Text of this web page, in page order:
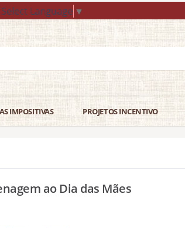
Select Language ▼
IMPOSITIVAS PROJETOS INCENTIVO
ao Dia das Mães